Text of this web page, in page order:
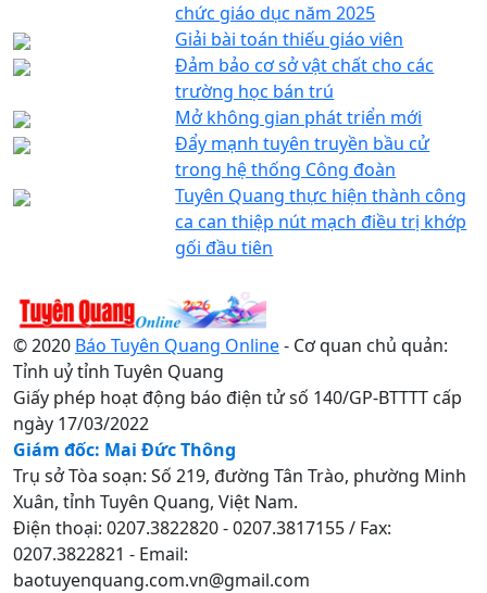
chức giáo dục năm 2025
Giải bài toán thiếu giáo viên
Đảm bảo cơ sở vật chất cho các
trường học bán trú
Mở không gian phát triển mới
Đẩy mạnh tuyên truyền bầu cử
trong hệ thống Công đoàn
Tuyên Quang thực hiện thành công
ca can thiệp nút mạch điều trị khớp
gối đầu tiên
© 2020 Báo Tuyên Quang Online- Cơ quan chủ quản:
Tỉnh uỷ tỉnh Tuyên Quang
Giấy phép hoạt động báo điện tử số 140/GP-BTTTT cấp
ngày 17/03/2022
Giám đốc: Mai Đức Thông
Trụ sở Tòa soạn: Số 219, đường Tân Trào, phường Minh
Xuân, tỉnh Tuyên Quang, Việt Nam.
Điện thoại: 0207.3822820 - 0207.3817155 / Fax:
0207.3822821 - Email:
baotuyenquang.com.vn@gmail.com